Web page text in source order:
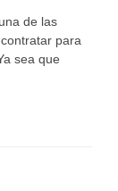
de las
para
sea que